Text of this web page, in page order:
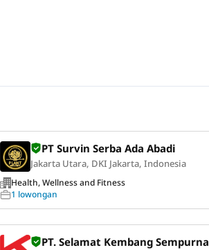
PT Survin Serba Ada Abadi
Jakarta Utara, DKI Jakarta, Indonesia
Health, Wellness and Fitness
1 lowongan
PT. Selamat Kembang Sempurna